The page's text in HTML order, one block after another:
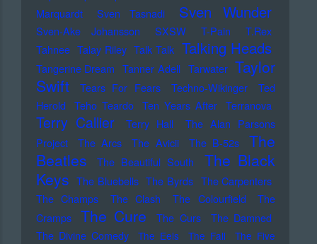
Marquardt
Sven Tasnadi Sven Wunder
Sven-Ake Johansson SXSW T-Pain
T.Rex
Tahnee Talay Riley Talk Talk Talking Heads
Tangerine Dream Tanner Adell Tarwater Taylor
Swift
Tears For Fears Techno-Wikinger
Ted
Herold
Teho Teardo Ten Years After Terranova
Terry Callier Terry Hall
The Alan Parsons
Project
The Arcs The Avicii The B-52s
The
Beatles
The Beautiful South
The Black
Keys The Bluebells The Byrds The Carpenters
The Champs
The Clash The Colourfield
The
Cramps
The Cure The Curs
The Damned
The Divine Comedy
The Eels The Fall
The Five